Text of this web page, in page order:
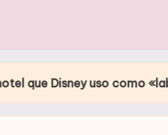
uso como «laboratorio